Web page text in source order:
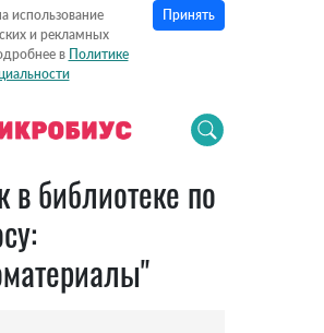
использование
и рекламных
в Политике
Принять
в библиотеке по